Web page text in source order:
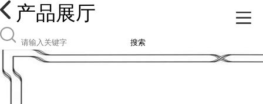
产品展厅
搜索